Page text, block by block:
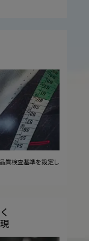
質検査基準を設定し